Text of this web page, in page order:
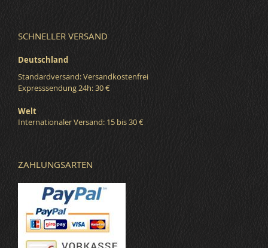
SCHNELLER VERSAND
Deutschland
Standardversand: Versandkostenfrei
Expresssendung 24h: 30 €
Welt
Internationaler Versand: 15 bis 30 €
ZAHLUNGSARTEN